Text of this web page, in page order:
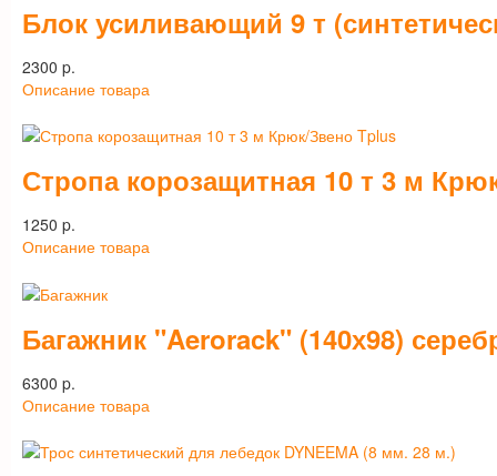
Блок усиливающий 9 т
2300 p.
Описание товара
Стропа корозащитная 10 т 3 м
1250 p.
Описание товара
Багажник "Aerorack" (140х98)
6300 p.
Описание товара